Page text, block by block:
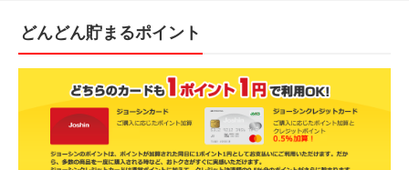
どんどん貯まるポイント